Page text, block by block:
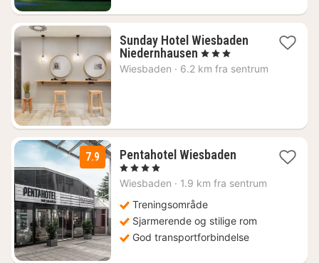
Sunday Hotel Wiesbaden
Niedernhausen 2
netter
, 3 Stjerner
Wiesbaden · 6.2 km fra sentrum
7.9 Pentahotel Wiesbaden1
fra
, 4 Stjerner
Wiesbaden · 1.9 km fra sentrum
Treningsområde
Sjarmerende og stilige rom
God transportforbindelse